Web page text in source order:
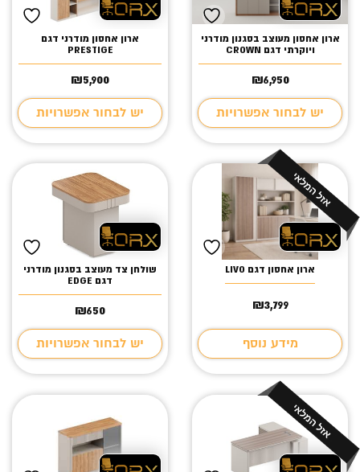
ארון אחסון מעוצב בסגנון מודרני
ויוקרתי דגם CROWN
₪6,950
יש לבחור אפשרויות
ארון אחסון מודרני דגם
PRESTIGE
₪5,900
יש לבחור אפשרויות
ארון אחסון דגם LIVO
₪3,799
מידע נוסף
שולחן צד מעוצב בסגנון מודרני
דגם EDGE
₪650
יש לבחור אפשרויות